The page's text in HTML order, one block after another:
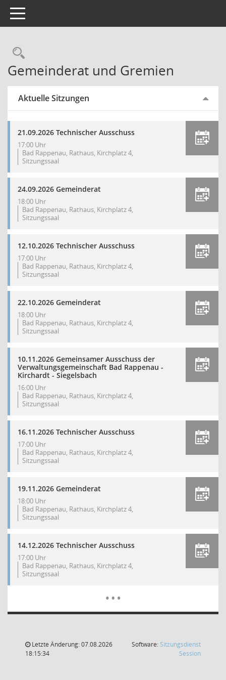
Toggle navigation
Gemeinderat und Gremien
Aktuelle Sitzungen
21.09.2026 Technischer Ausschuss
17:00 Uhr
Bad Rappenau, Rathaus, Kirchplatz 4,
Sitzungssaal
24.09.2026 Gemeinderat
18:00 Uhr
Bad Rappenau, Rathaus, Kirchplatz 4,
Sitzungssaal
12.10.2026 Technischer Ausschuss
17:00 Uhr
Bad Rappenau, Rathaus, Kirchplatz 4,
Sitzungssaal
22.10.2026 Gemeinderat
18:00 Uhr
Bad Rappenau, Rathaus, Kirchplatz 4,
Sitzungssaal
10.11.2026 Gemeinsamer Ausschuss der
Verwaltungsgemeinschaft Bad Rappenau -
Kirchardt - Siegelsbach
16:00 Uhr
Bad Rappenau, Rathaus, Kirchplatz 4,
Sitzungssaal
16.11.2026 Technischer Ausschuss
17:00 Uhr
Bad Rappenau, Rathaus, Kirchplatz 4,
Sitzungssaal
19.11.2026 Gemeinderat
18:00 Uhr
Bad Rappenau, Rathaus, Kirchplatz 4,
Sitzungssaal
14.12.2026 Technischer Ausschuss
17:00 Uhr
Bad Rappenau, Rathaus, Kirchplatz 4,
Sitzungssaal
…
Letzte Änderung: 07.08.2026
18:15:34
Software: Sitzungsdienst
Session(Wird in